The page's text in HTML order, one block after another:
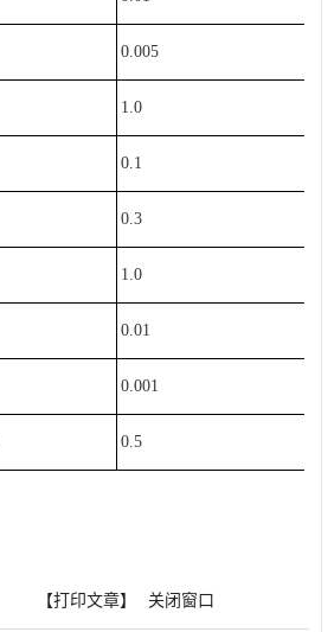
0.005
1.0
0.1
0.3
1.0
0.01
0.001
0.5
【打印文章】 关闭窗口